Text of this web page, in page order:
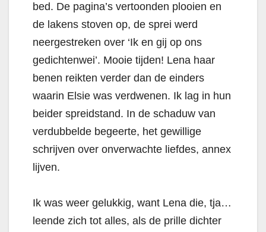
bed. De pagina’s vertoonden plooien en
de lakens stoven op, de sprei werd
neergestreken over ‘Ik en gij op ons
gedichtenwei’. Mooie tijden! Lena haar
benen reikten verder dan de einders
waarin Elsie was verdwenen. Ik lag in hun
beider spreidstand. In de schaduw van
verdubbelde begeerte, het gewillige
schrijven over onverwachte liefdes, annex
lijven.
Ik was weer gelukkig, want Lena die, tja…
leende zich tot alles, als de prille dichter